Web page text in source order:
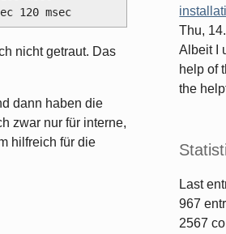
11 torres6.zugschlus.de (2A01:198:231::1) 116 msec 120 msec 120 msec
nicht getraut. Das
dann haben die
zwar nur für interne,
hilfreich für die
Thu,
Albeit I
help of
the
Last
967
2567